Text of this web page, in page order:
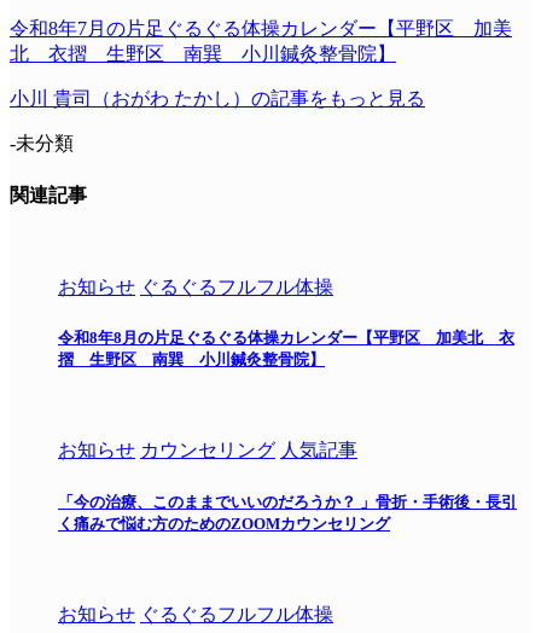
令和8年7月の片足ぐるぐる体操カレンダー【平野区 加美
北 衣摺 生野区 南巽 小川鍼灸整骨院】
小川 貴司（おがわ たかし）の記事をもっと見る
-未分類
関連記事
お知らせ ぐるぐるフルフル体操
令和8年8月の片足ぐるぐる体操カレンダー【平野区 加美北 衣
摺 生野区 南巽 小川鍼灸整骨院】
お知らせ カウンセリング 人気記事
「今の治療、このままでいいのだろうか？ 」骨折・手術後・長引
く痛みで悩む方のためのZOOMカウンセリング
お知らせ ぐるぐるフルフル体操